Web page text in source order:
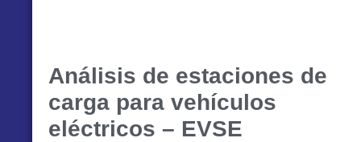
Análisis de estaciones de
carga para vehículos
eléctricos – EVSE